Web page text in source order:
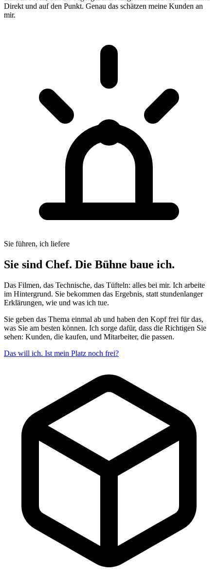
Direkt und auf den Punkt. Genau das schätzen meine Kunden an
mir.
Sie führen, ich liefere
Sie sind Chef. Die Bühne baue ich.
Das Filmen, das Technische, das Tüfteln: alles bei mir. Ich arbeite
im Hintergrund. Sie bekommen das Ergebnis, statt stundenlanger
Erklärungen, wie und was ich tue.
Sie geben das Thema einmal ab und haben den Kopf frei für das,
was Sie am besten können. Ich sorge dafür, dass die Richtigen Sie
sehen: Kunden, die kaufen, und Mitarbeiter, die passen.
Das will ich. Ist mein Platz noch frei?